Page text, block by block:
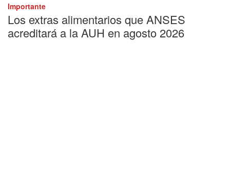
Importante
Los extras alimentarios que ANSES
acreditará a la AUH en agosto 2026